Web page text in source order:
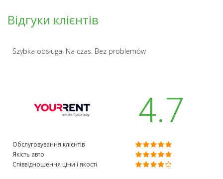
Відгуки клієнтів
Szybka obsługa. Na czas. Bez problemów
4.7
Обслуговування клієнтів
Якість авто
Співвідношення ціни і якості